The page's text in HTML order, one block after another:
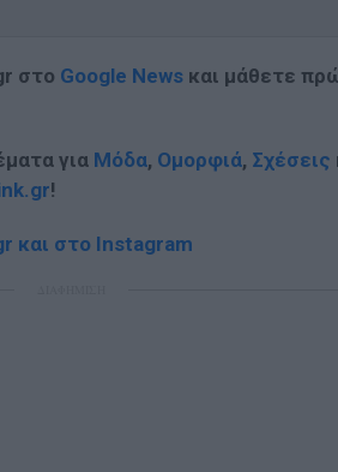
στο Google News και μάθετε
για Μόδα, Ομορφιά, Σχέσεις
!
και στο Instagram